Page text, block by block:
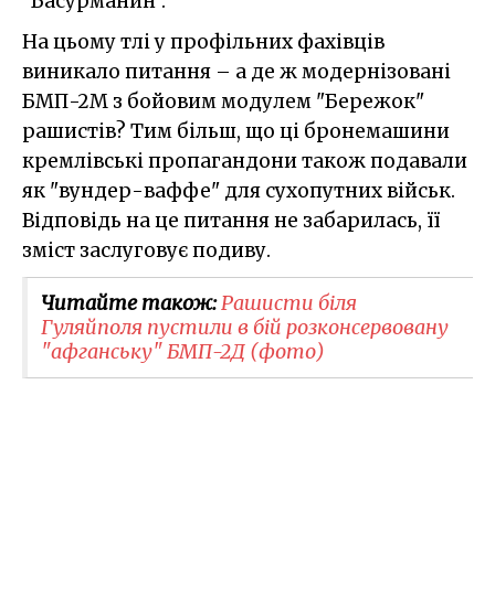
На цьому тлі у профільних фахівців
виникало питання – а де ж модернізовані
БМП-2М з бойовим модулем "Бережок"
рашистів? Тим більш, що ці бронемашини
кремлівські пропагандони також подавали
як "вундер-ваффе" для сухопутних військ.
Відповідь на це питання не забарилась, її
зміст заслуговує подиву.
Читайте також:Рашисти біля
Гуляйполя пустили в бій розконсервовану
"афганську" БМП-2Д (фото)